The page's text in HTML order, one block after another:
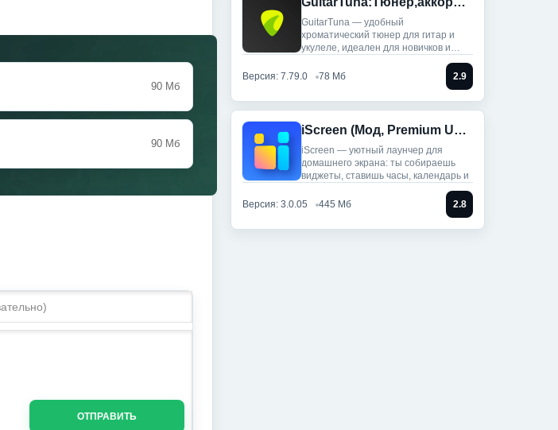
90 Мб
90 Мб
ОТПРАВИТЬ
GuitarTuna — удобный
хроматический тюнер для гитар и
укулеле, идеален для новичков и
Версия: 7.79.0
78 Мб 2.9
iScreen (Мод, Premium Unlocked)
iScreen — уютный лаунчер для
домашнего экрана: ты собираешь
виджеты, ставишь часы, календарь и
Версия: 3.0.05 445 Мб 2.8